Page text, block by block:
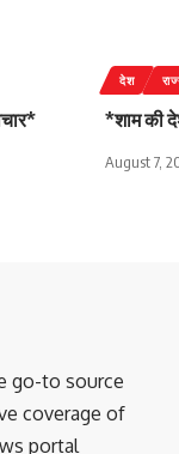
देश
*शाम की
August 7,
go-to source
coverage of
portal